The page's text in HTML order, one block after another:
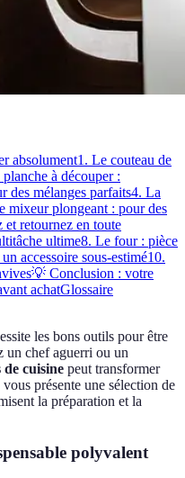
absolument1. Le couteau de
à découper :
des mélanges parfaits4. La
mixeur plongeant : pour des
retournez en toute
ultime8. Le four : pièce
accessoire sous-estimé10.
💡 Conclusion : votre
achatGlossaire
les bons outils pour être
un chef aguerri ou un
de cuisine peut transformer
présente une sélection de
la préparation et la
polyvalent